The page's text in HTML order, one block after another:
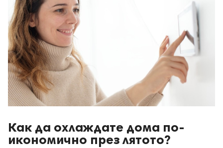
Как да охлаждате дома по-
икономично през лятото?